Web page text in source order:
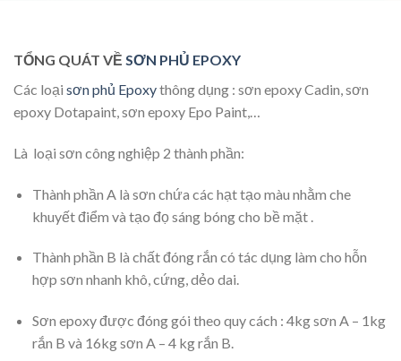
TỔNG QUÁT VỀ SƠN PHỦ EPOXY
Các loại sơn phủ Epoxythông dụng : sơn epoxy Cadin, sơn
epoxy Dotapaint, sơn epoxy Epo Paint,…
Là loại sơn công nghiệp 2 thành phần:
Thành phần A là sơn chứa các hạt tạo màu nhằm che
khuyết điểm và tạo đọ sáng bóng cho bề mặt .
Thành phần B là chất đóng rắn có tác dụng làm cho hỗn
hợp sơn nhanh khô, cứng, dẻo dai.
Sơn epoxy được đóng gói theo quy cách : 4kg sơn A – 1kg
rắn B và 16kg sơn A – 4 kg rắn B.